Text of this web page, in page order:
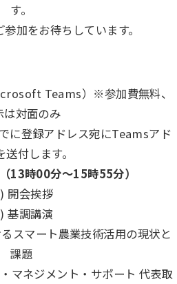
す。
加をお待ちしています。
Teams）※参加費無料、
は対面のみ
に登録アドレス宛にTeamsアド
送付します。
13時00分～15時55分）
開会挨拶
基調講演
スマート農業技術活用の現状と
課題
マネジメント・サポート 代表取